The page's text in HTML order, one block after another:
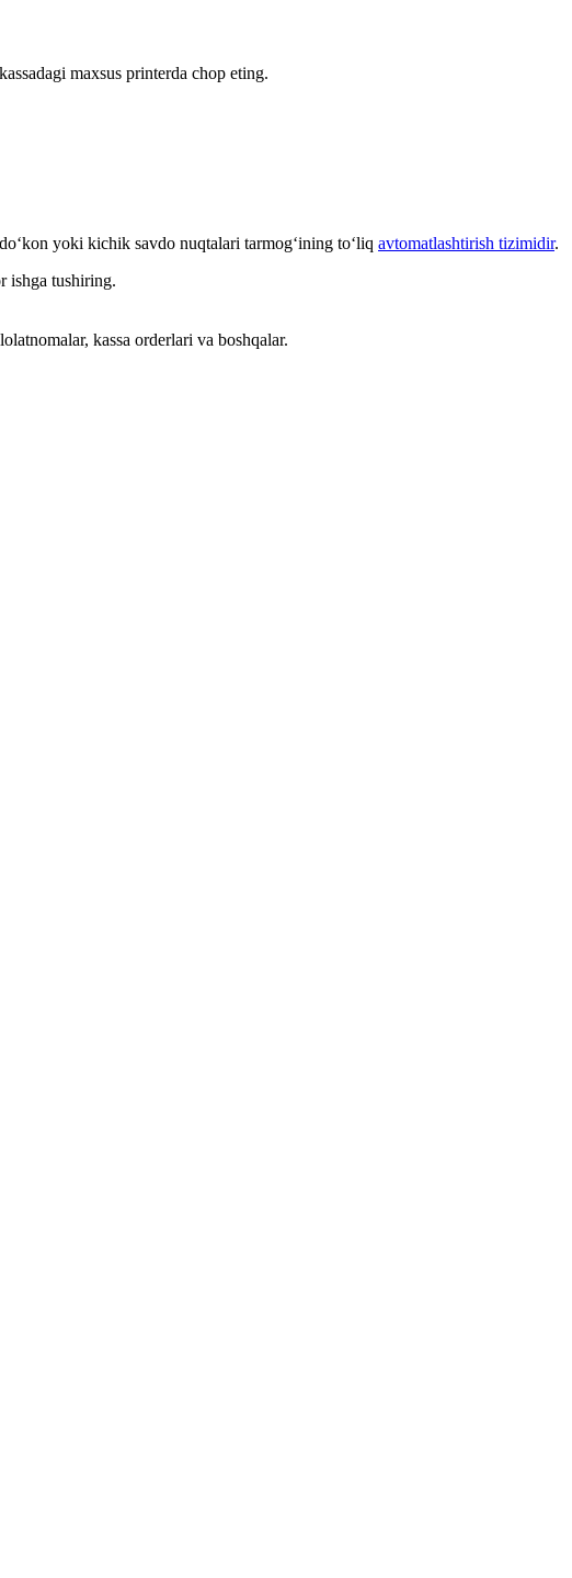
maxsus printerda chop eting.
yoki kichik savdo nuqtalari tarmog‘ining to‘liq avtomatlashtirish tizimidir.
ishga tushiring.
kassa orderlari va boshqalar.